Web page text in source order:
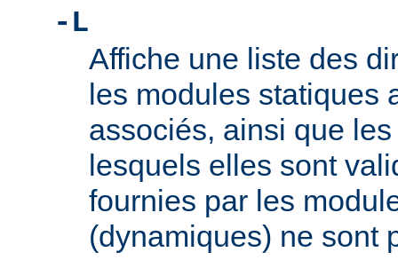
-L
Affiche une liste des
les modules statiques
associés, ainsi que
lesquels elles sont
fournies par les
(dynamiques) ne sont